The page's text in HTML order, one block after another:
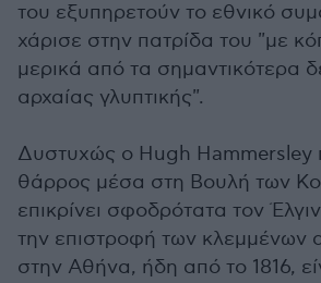
του εξυπηρετούν το εθνικό
χάρισε στην πατρίδα του "με
μερικά από τα σημαντικότερα
αρχαίας γλυπτικής".
Δυστυχώς ο Hugh Hammersley
θάρρος μέσα στη Βουλή των
επικρίνει σφοδρότατα τον
την επιστροφή των κλεμμένων
στην Αθήνα, ήδη από το 1816,